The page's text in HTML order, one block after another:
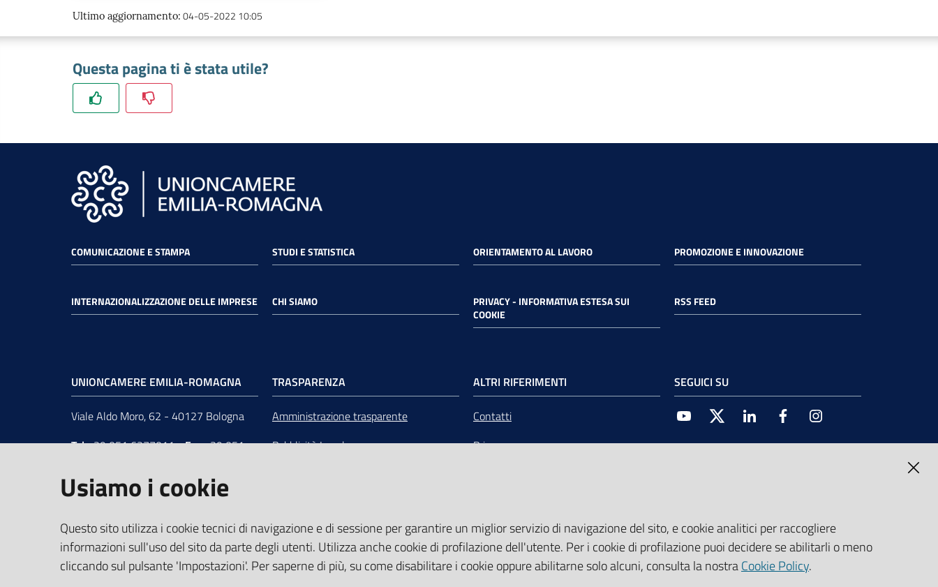
Ultimo aggiornamento: 04-05-2022 10:05
Questa pagina ti è stata utile?
COMUNICAZIONE E STAMPA STUDI E STATISTICA ORIENTAMENTO AL LAVORO PROMOZIONE E INNOVAZIONE
INTERNAZIONALIZZAZIONE DELLE IMPRESE CHI SIAMO
PRIVACY - INFORMATIVA ESTESA SUI
COOKIE
RSS FEED
UNIONCAMERE EMILIA-ROMAGNA
Viale Aldo Moro, 62 - 40127 Bologna
Tel+39 051 6377011-Fax+39 051
e-mail:segreteria@rer.camcom.it
unioncamereemiliaromagna@legalmail.it
Partita Iva: 02294450370 -C.F.
80062830379 -iPA: UFUS8I
TRASPARENZA
Amministrazione trasparente
Pubblicità Legale
ALTRI RIFERIMENTI
Contatti
Privacy
Sito accessibile
SEGUICI SU
Youtube Twitter Linkedin Facebook
Usiamo i cookie
Questo sito utilizza i cookie tecnici di navigazione e di sessione per garantire un miglior servizio di navigazione del sito, e cookie analitici per raccogliere
informazioni sull'uso del sito da parte degli utenti. Utilizza anche cookie di profilazione dell'utente. Per i cookie di profilazione puoi decidere se abilitarli o meno
cliccando sul pulsante 'Impostazioni'. Per saperne di più, su come disabilitare i cookie oppure abilitarne solo alcuni, consulta la nostraCookie Policy.